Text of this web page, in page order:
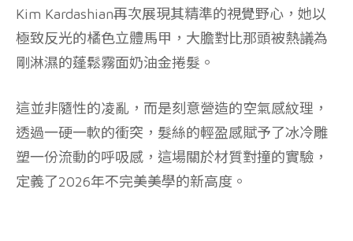
Kim Kardashian再次展現其精準的視覺野心，她以
極致反光的橘色立體馬甲，大膽對比那頭被熱議為
剛淋濕的蓬鬆霧面奶油金捲髮。
這並非隨性的凌亂，而是刻意營造的空氣感紋理，
透過一硬一軟的衝突，髮絲的輕盈感賦予了冰冷雕
塑一份流動的呼吸感，這場關於材質對撞的實驗，
定義了2026年不完美美學的新高度。